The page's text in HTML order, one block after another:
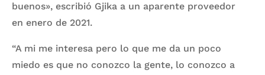
buenos», escribió Gjika a un aparente proveedor
en enero de 2021.
“A mi me interesa pero lo que me da un poco
miedo es que no conozco la gente, lo conozco a